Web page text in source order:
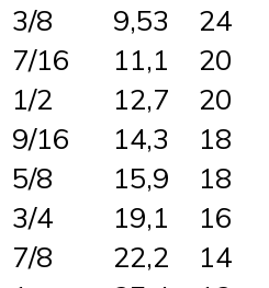
3/8
9,53 24
7/16
11,1 20
1/2
12,7 20
9/16
14,3 18
5/8
15,9 18
3/4
19,1 16
7/8
22,2 14